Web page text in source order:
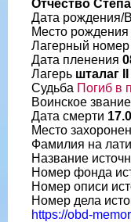
Отчество
Дата рождения/
Место рождения
Лагерный
Дата пленения
Лагерь шталаг
Судьба Погиб в
Воинское звание
Дата смерти
Место
Фамилия на
Название
Номер фонда
Номер описи
Номер дела
https://obd-